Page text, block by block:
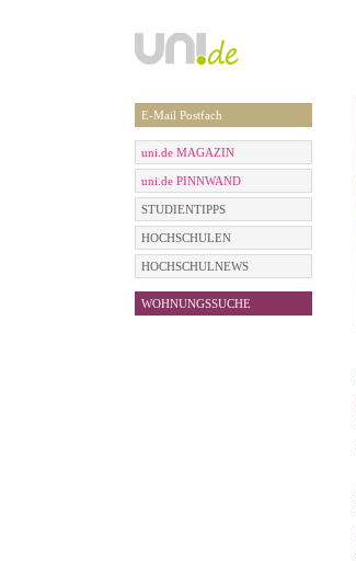
E-Mail Postfach
uni.de MAGAZIN
uni.de PINNWAND
STUDIENTIPPS
HOCHSCHULEN
HOCHSCHULNEWS
WOHNUNGSSUCHE